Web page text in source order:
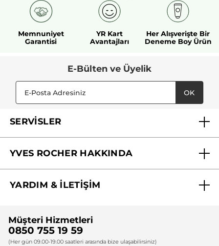
Memnuniyet
Garantisi
YR Kart
Avantajları
Her Alışverişte Bir
Deneme Boy Ürün
E-Bülten ve Üyelik
OK
SERVİSLER
YVES ROCHER HAKKINDA
Yves Rocher Vakfı
YARDIM & İLETİŞİM
Bize Ulaşın
Firma Bilgileri
Müşteri Hizmetleri
0850 755 19 59
(Her gün 09.00-19.00 saatleri arasında bize ulaşabilirsiniz)